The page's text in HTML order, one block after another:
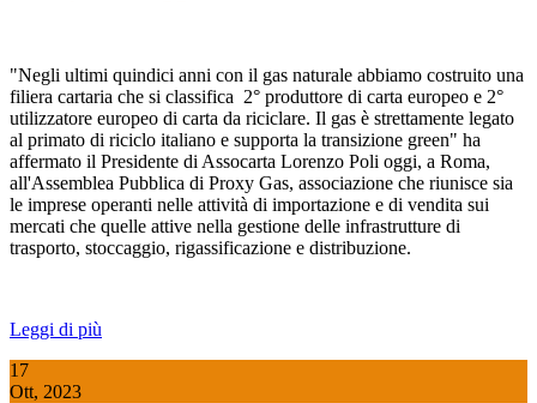
"Negli ultimi quindici anni con il gas naturale abbiamo costruito una
filiera cartaria che si classifica 2° produttore di carta europeo e 2°
utilizzatore europeo di carta da riciclare. Il gas è strettamente legato
al primato di riciclo italiano e supporta la transizione green" ha
affermato il Presidente di Assocarta Lorenzo Poli oggi, a Roma,
all'Assemblea Pubblica di Proxy Gas, associazione che riunisce sia
le imprese operanti nelle attività di importazione e di vendita sui
mercati che quelle attive nella gestione delle infrastrutture di
trasporto, stoccaggio, rigassificazione e distribuzione.
Leggi di più
17
Ott, 2023